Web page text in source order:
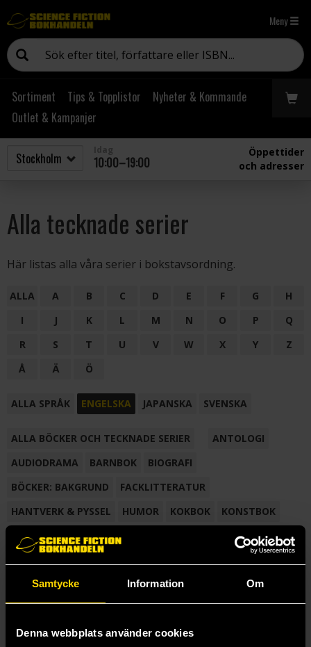
Samtycke Information Om
Denna webbplats använder cookies
Meny
Sortiment Tips & Topplistor
Nyheter & Kommande
Outlet & Kampanjer
10:00–19:00
Öppettider
och adresser
Alla tecknade serier
Här listas alla våra serier i bokstavsordning.
ALLA A B C D E F G
H
I
J K L M N O P
Q
R
S T U V W X Y
Z
Å
Ä Ö
ALLA SPRÅK ENGELSKA JAPANSKA SVENSKA
ALLA BÖCKER OCH TECKNADE SERIER
ANTOLOGI
AUDIODRAMA
BARNBOK
BIOGRAFI
BÖCKER: BAKGRUND
FACKLITTERATUR
HANTVERK & PYSSEL
HUMOR KOKBOK
KONSTBOK
KORTROMAN
LÄROBOK
NOVELL
SAMLINGSVOLYM
TECKNA & MÅLA TECKNAD SERIE